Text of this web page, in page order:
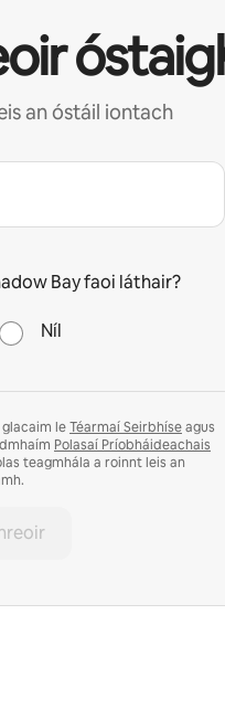
an óstáil iontach
Bay faoi láthair?
Níl
leTéarmaí Seirbhíseagus
Polasaí Príobháideachais
teagmhála a roinnt leis an